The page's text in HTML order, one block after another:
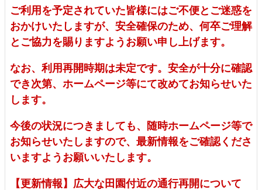
ご利用を予定されていた皆様にはご不便とご迷惑を
おかけいたしますが、安全確保のため、何卒ご理解
とご協力を賜りますようお願い申し上げます。
なお、利用再開時期は未定です。安全が十分に確認
でき次第、ホームページ等にて改めてお知らせいた
します。
今後の状況につきましても、随時ホームページ等で
お知らせいたしますので、最新情報をご確認くださ
いますようお願いいたします。
【更新情報】広大な田園付近の通行再開について